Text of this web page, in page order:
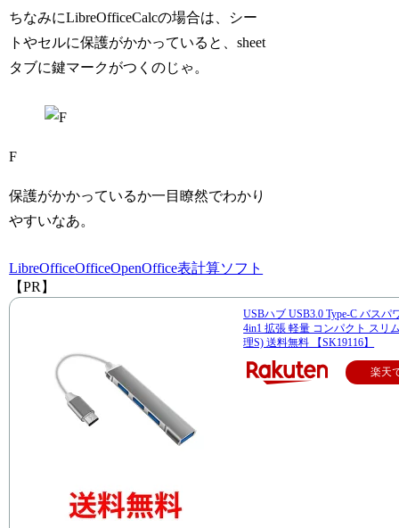
ちなみにLibreOfficeCalcの場合は、シー
トやセルに保護がかかっていると、sheet
タブに鍵マークがつくのじゃ。
F
保護がかかっているか一目瞭然でわかり
やすいなあ。
LibreOfficeOfficeOpenOffice表計算ソフト
【PR】
USBハブ USB3.0 Type-C バスパ
4in1 拡張 軽量 コンパクト スリ
理S) 送料無料 【SK19116】
楽天